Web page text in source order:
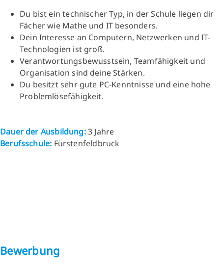
Du bist ein technischer Typ, in der Schule liegen dir
Fächer wie Mathe und IT besonders.
Dein Interesse an Computern, Netzwerken und IT-
Technologien ist groß.
Verantwortungsbewusstsein, Teamfähigkeit und
Organisation sind deine Stärken.
Du besitzt sehr gute PC-Kenntnisse und eine hohe
Problemlösefähigkeit.
Dauer der Ausbildung:3 Jahre
Berufsschule: Fürstenfeldbruck
Bewerbung